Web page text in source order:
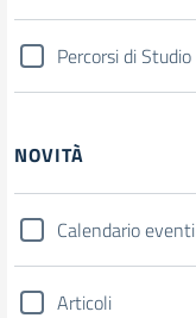
Percorsi di Studio
NOVITÀ
Calendario eventi
Articoli